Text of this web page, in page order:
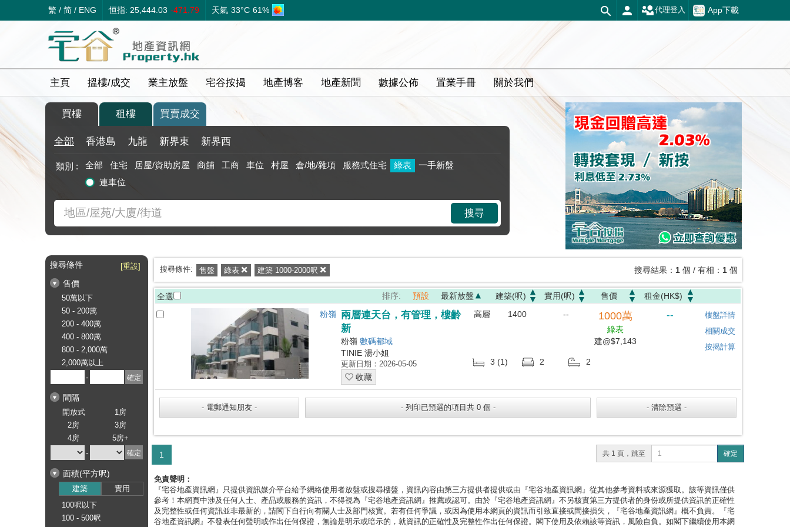
繁 / 简 / ENG 恒指: 25,444.03 -471.79 天氣 33°C 61% App下載
代理登入
主頁 搵樓/成交 業主放盤 宅谷按揭 地產博客 地產新聞 數據公佈 置業手冊 關於我們
買樓 租樓 買賣成交
全部 香港島 九龍 新界東 新界西
類別 : 全部 住宅 居屋/資助房屋 商舖 工商 車位 村屋 倉/地/雜項 服務式住宅 綠表
一手新盤
連車位
搜尋
搜尋條件 [重設]
售價
50萬以下
50 - 200萬
200 - 400萬
400 - 800萬
800 - 2,000萬
2,000萬以上
-
間隔
開放式
1房
2房
3房
4房
5房+
-
面積(平方呎)
建築
實用
100呎以下
100 - 500呎
搜尋條件: 售盤 綠表 建築 1000-2000呎 搜尋結果： 1 個 / 有相： 1 個
全選 排序: 預設 最新放盤 建築(呎) 實用(呎) 售價
租金(HK$)
粉嶺 兩層連天台，有管理，樓齡
新
粉嶺 數碼都域
TINIE 湯小姐
更新日期：2026-05-05
收藏
高層
3 (1) 2 2
1400 -- 1000萬
綠表
建@$7,143
--
樓盤詳情
相關成交
按揭計算
1 共 1 頁，跳至 確定
免責聲明：
『宅谷地產資訊網』只提供資訊媒介平台給予網絡使用者放盤或搜尋樓盤，資訊內容由第三方提供者提供或由『宅谷地產資訊網』從其他參考資料或來源獲取。該等資訊僅供
參考！本網頁中涉及任何人士、產品或服務的資訊，不得視為『宅谷地產資訊網』推薦或認可。由於『宅谷地產資訊網』不另核實第三方提供者的身份或所提供資訊的正確性
及完整性或任何資訊並非最新的，請閣下自行向有關人士及部門核實。若有任何爭議，或因為使用本網頁的資訊而引致直接或間接損失，『宅谷地產資訊網』概不負責。『宅
谷地產資訊網』不發表任何聲明或作出任何保證，無論是明示或暗示的，就資訊的正確性及完整性作出任何保證。閣下使用及依賴該等資訊，風險自負。如閣下繼續使用本網